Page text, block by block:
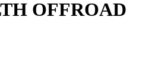
OFFROAD